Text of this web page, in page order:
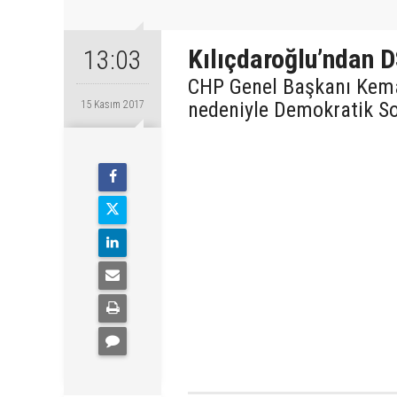
13:03
15 Kasım 2017
Kılıçdaroğlu’ndan
CHP Genel Başkanı
nedeniyle Demokratik